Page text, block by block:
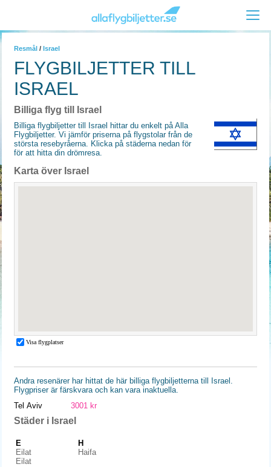
Resmål / Israel
FLYGBILJETTER TILL
ISRAEL
Billiga flyg till Israel
Billiga flygbiljetter till Israel hittar du enkelt på Alla
Flygbiljetter. Vi jämför priserna på flygstolar från de
största resebyråerna. Klicka på städerna nedan för
för att hitta din drömresa.
Karta över Israel
Andra resenärer har hittat de här billiga flygbiljetterna till Israel.
Flygpriser är färskvara och kan vara inaktuella.
Tel Aviv
3001 kr
Städer i Israel
E
Eilat
Eilat
H
Haifa